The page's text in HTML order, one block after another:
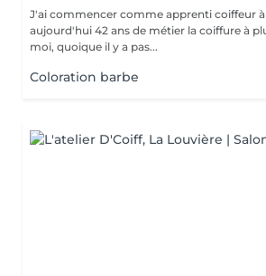
J'ai commencer comme apprenti coiffeur à
aujourd'hui 42 ans de métier la coiffure à
moi, quoique il y a pas...
Coloration barbe